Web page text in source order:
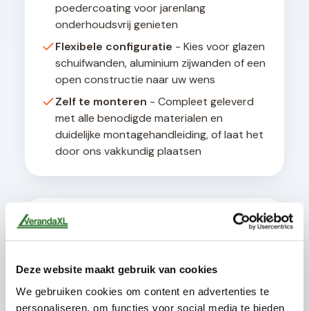
Deze website maakt gebruik van cookies
We gebruiken cookies om content en advertenties te
personaliseren, om functies voor social media te bieden
poedercoating voor jarenlang
onderhoudsvrij genieten
Flexibele configuratie - Kies voor glazen
schuifwanden, aluminium zijwanden of een
open constructie naar uw wens
Zelf te monteren - Compleet geleverd
met alle benodigde materialen en
duidelijke montagehandleiding, of laat het
door ons vakkundig plaatsen
Technische details
ontworpen voor een hellingshoek van minimaal 8
graden voor optimale waterafvoer. De
constructie is geschikt voor bevestiging aan